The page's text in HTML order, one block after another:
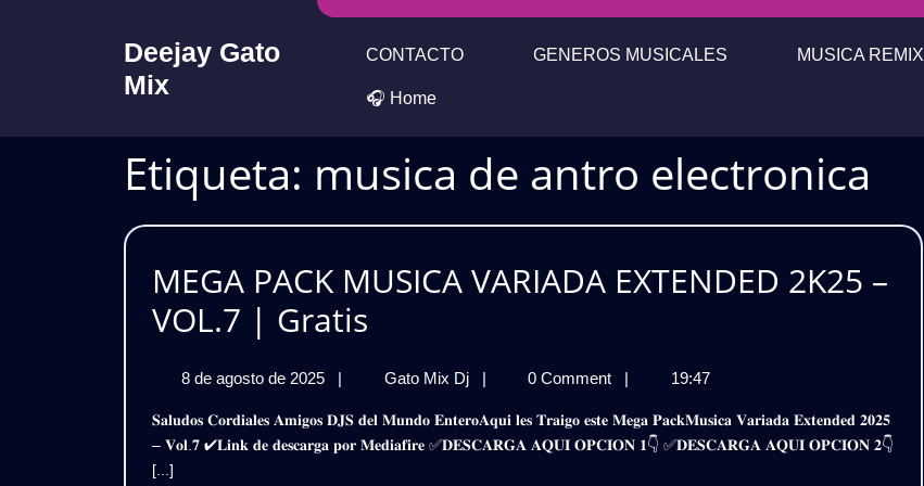
Deejay Gato
Mix
CONTACTO GENEROS MUSICALES MUSICA REMIX
🎧 Home
Etiqueta: musica de antro electronica
MEGA PACK MUSICA VARIADA EXTENDED 2K25 –
VOL.7 | Gratis
MUSICA
VARIADA
8 de agosto de 2025
agosto
de
| Gato Mix Dj
MEGA
MUSICA
VARIADA
| 0 Comment | 19:47
𝐒𝐚𝐥𝐮𝐝𝐨𝐬 𝐂𝐨𝐫𝐝𝐢𝐚𝐥𝐞𝐬 𝐀𝐦𝐢𝐠𝐨𝐬 𝐃𝐉𝐒 𝐝𝐞𝐥 𝐌𝐮𝐧𝐝𝐨 𝐄𝐧𝐭𝐞𝐫𝐨𝐀𝐪𝐮𝐢 𝐥𝐞𝐬 𝐓𝐫𝐚𝐢𝐠𝐨 𝐞𝐬𝐭𝐞 𝐌𝐞𝐠𝐚 𝐏𝐚𝐜𝐤𝐌𝐮𝐬𝐢𝐜𝐚 𝐕𝐚𝐫𝐢𝐚𝐝𝐚 𝐄𝐱𝐭𝐞𝐧𝐝𝐞𝐝 𝟐𝟎𝟐𝟓
– 𝐕𝐨𝐥.𝟕 ✔𝐋𝐢𝐧𝐤 𝐝𝐞 𝐝𝐞𝐬𝐜𝐚𝐫𝐠𝐚 𝐩𝐨𝐫 𝐌𝐞𝐝𝐢𝐚𝐟𝐢𝐫𝐞 ✅𝐃𝐄𝐒𝐂𝐀𝐑𝐆𝐀 𝐀𝐐𝐔𝐈 𝐎𝐏𝐂𝐈𝐎𝐍 𝟏👇 ✅𝐃𝐄𝐒𝐂𝐀𝐑𝐆𝐀 𝐀𝐐𝐔𝐈 𝐎𝐏𝐂𝐈𝐎𝐍 𝟐👇
[...]